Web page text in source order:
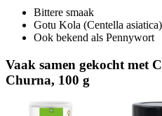
Bittere smaak
Gotu Kola (Centella asiatica)
Ook bekend als Pennywort
Vaak samen gekocht met
Churna, 100 g